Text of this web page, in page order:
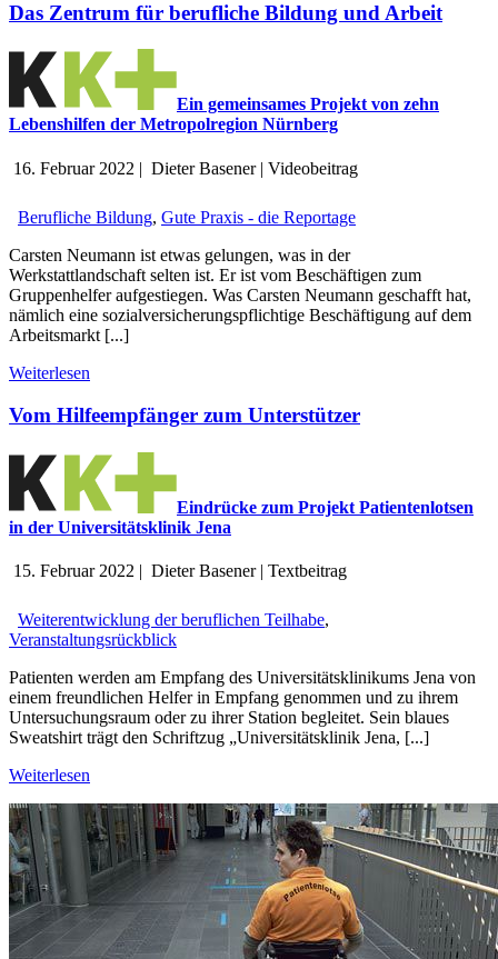
Das Zentrum für berufliche Bildung und Arbeit
Ein gemeinsames Projekt von zehn
Lebenshilfen der Metropolregion Nürnberg
16. Februar 2022 | Dieter Basener| Videobeitrag
Berufliche Bildung, Gute Praxis - die Reportage
Carsten Neumann ist etwas gelungen, was in der
Werkstattlandschaft selten ist. Er ist vom Beschäftigen zum
Gruppenhelfer aufgestiegen. Was Carsten Neumann geschafft hat,
nämlich eine sozialversicherungspflichtige Beschäftigung auf dem
Arbeitsmarkt [...]
Weiterlesen
Vom Hilfeempfänger zum Unterstützer
Eindrücke zum Projekt Patientenlotsen
in der Universitätsklinik Jena
15. Februar 2022 | Dieter Basener| Textbeitrag
Weiterentwicklung der beruflichen Teilhabe,
Veranstaltungsrückblick
Patienten werden am Empfang des Universitätsklinikums Jena von
einem freundlichen Helfer in Empfang genommen und zu ihrem
Untersuchungsraum oder zu ihrer Station begleitet. Sein blaues
Sweatshirt trägt den Schriftzug „Universitätsklinik Jena, [...]
Weiterlesen